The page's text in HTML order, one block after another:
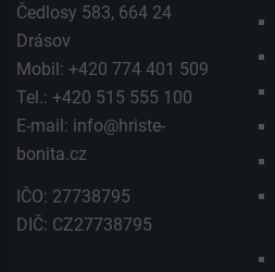
Čedlosy 583, 664 24
Drásov
Mobil: +420 774 401 509
Tel.: +420 515 555 100
E-mail: info@hriste-
bonita.cz
IČO: 27738795
DIČ: CZ27738795